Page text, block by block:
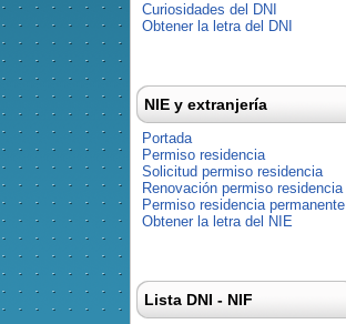
Curiosidades del DNI
Obtener la letra del DNI
NIE y extranjería
Portada
Permiso residencia
Solicitud permiso residencia
Renovación permiso residencia
Permiso residencia permanente
Obtener la letra del NIE
Lista DNI - NIF